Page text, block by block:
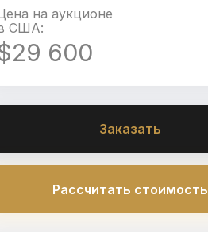
на аукционе
США:
600
Заказать
Рассчитать стоимость